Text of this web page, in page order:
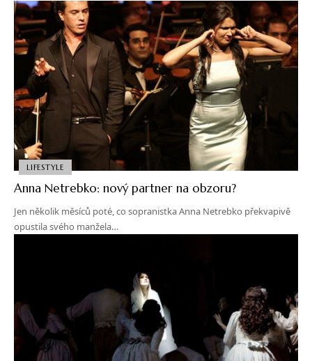
LIFESTYLE
Anna Netrebko: nový partner na obzoru?
Jen několik měsíců poté, co sopranistka Anna Netrebko překvapivě
opustila svého manžela…